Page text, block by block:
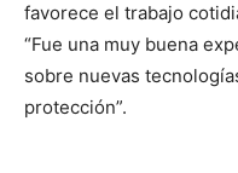
favorece el trabajo
“Fue una muy buena
sobre nuevas
protección”.